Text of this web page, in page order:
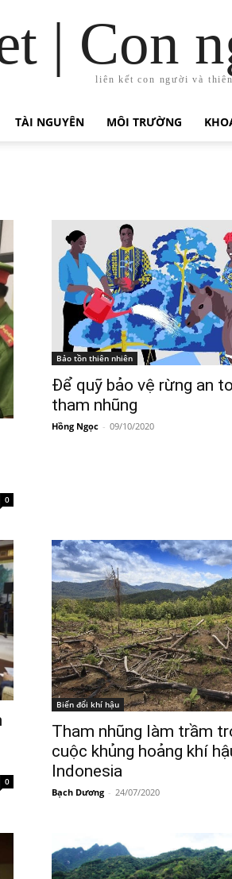
| Con
liên kết con người và
TÀI NGUYÊN MÔI TRƯỜNG
0
Bảo tồn thiên nhiên
Để quỹ bảo vệ rừng an
tham nhũng
Hồng Ngọc - 09/10/2020
0
Biến đổi khí hậu
Tham nhũng làm trầm
cuộc khủng hoảng khí
Indonesia
Bạch Dương - 24/07/2020